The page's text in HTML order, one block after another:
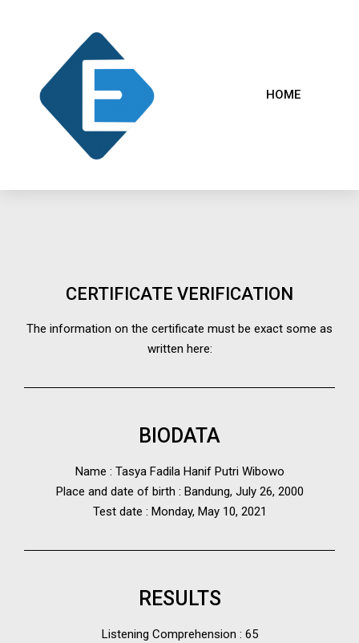
HOME
CERTIFICATE VERIFICATION
The information on the certificate must be exact some as
written here:
BIODATA
Name : Tasya Fadila Hanif Putri Wibowo
Place and date of birth : Bandung, July 26, 2000
Test date : Monday, May 10, 2021
RESULTS
Listening Comprehension : 65